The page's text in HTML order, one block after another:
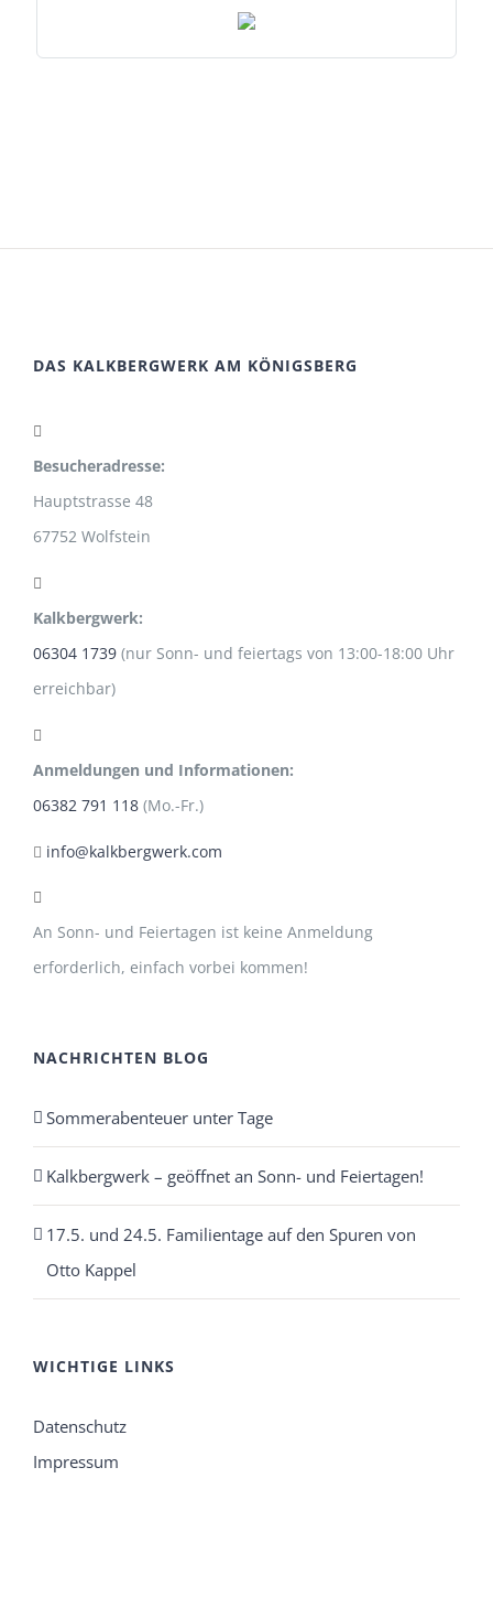
DAS KALKBERGWERK AM KÖNIGSBERG
Besucheradresse:
Hauptstrasse 48
67752 Wolfstein
Kalkbergwerk:
06304 1739 (nur Sonn- und feiertags von 13:00-18:00 Uhr
erreichbar)
Anmeldungen und Informationen:
06382 791 118 (Mo.-Fr.)
info@kalkbergwerk.com
An Sonn- und Feiertagen ist keine Anmeldung
erforderlich, einfach vorbei kommen!
NACHRICHTEN BLOG
Sommerabenteuer unter Tage
Kalkbergwerk – geöffnet an Sonn- und Feiertagen!
17.5. und 24.5. Familientage auf den Spuren von
Otto Kappel
WICHTIGE LINKS
Datenschutz
Impressum